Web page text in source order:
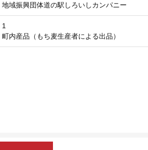
地域振興団体道の駅しろいしカンパニー
1
町内産品（もち麦生産者による出品）